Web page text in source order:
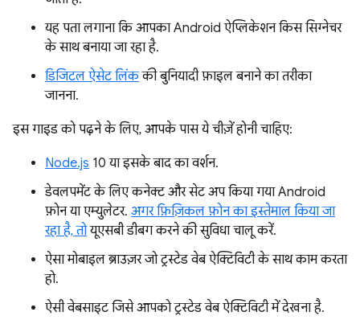
यह पता लगाना कि आपका Android ऐप्लिकेशन किस सिग्नेचर
के साथ बनाया जा रहा है.
डिजिटल ऐसेट लिंककी बुनियादी फ़ाइल बनाने का तरीका
जानना.
इस गाइड को पढ़ने के लिए, आपके पास ये चीज़ें होनी चाहिए:
Node.js 10 या इसके बाद का वर्शन.
डेवलपमेंट के लिए कनेक्ट और सेट अप किया गया Android
फ़ोन या एम्युलेटर. अगर फ़िज़िकल फ़ोन का इस्तेमाल किया जा
रहा है, तोयूएसबी डीबग करने की सुविधा चालू करें.
ऐसा मोबाइल ब्राउज़र जो ट्रस्टेड वेब ऐक्टिविटी के साथ काम करता
हो.
ऐसी वेबसाइट जिसे आपको ट्रस्टेड वेब ऐक्टिविटी में देखना है.